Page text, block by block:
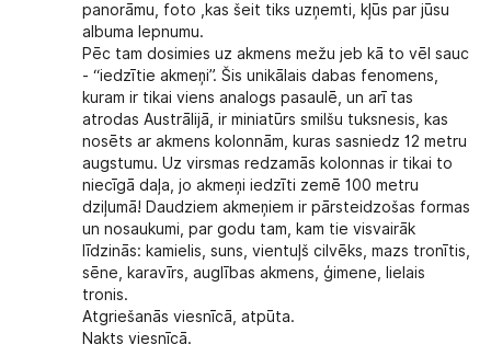
panorāmu, foto ,kas šeit tiks uzņemti, kļūs par jūsu
albuma lepnumu.
Pēc tam dosimies uz akmens mežu jeb kā to vēl sauc
- “iedzītie akmeņi”. Šis unikālais dabas fenomens,
kuram ir tikai viens analogs pasaulē, un arī tas
atrodas Austrālijā, ir miniatūrs smilšu tuksnesis, kas
nosēts ar akmens kolonnām, kuras sasniedz 12 metru
augstumu. Uz virsmas redzamās kolonnas ir tikai to
niecīgā daļa, jo akmeņi iedzīti zemē 100 metru
dziļumā! Daudziem akmeņiem ir pārsteidzošas formas
un nosaukumi, par godu tam, kam tie visvairāk
līdzinās: kamielis, suns, vientuļš cilvēks, mazs tronītis,
sēne, karavīrs, auglības akmens, ģimene, lielais
tronis.
Atgriešanās viesnīcā, atpūta.
Nakts viesnīcā.